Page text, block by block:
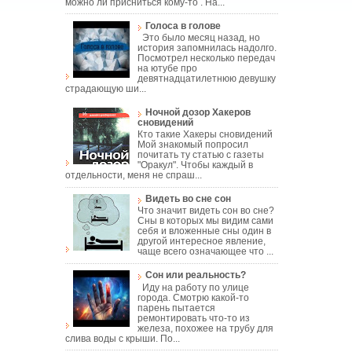
можно ли присниться кому-то . На...
Голоса в голове
Это было месяц назад, но
история запомнилась надолго.
Посмотрел несколько передач
на ютубе про
девятнадцатилетнюю девушку
страдающую ши...
Ночной дозор Хакеров
сновидений
Кто такие Хакеры сновидений
Мой знакомый попросил
почитать ту статью с газеты
"Оракул". Чтобы каждый в
отдельности, меня не спраш...
Видеть во сне сон
Что значит видеть сон во сне?
Сны в которых мы видим сами
себя и вложенные сны один в
другой интересное явление,
чаще всего означающее что ...
Сон или реальность?
Иду на работу по улице
города. Смотрю какой-то
парень пытается
ремонтировать что-то из
железа, похожее на трубу для
слива воды с крыши. По...